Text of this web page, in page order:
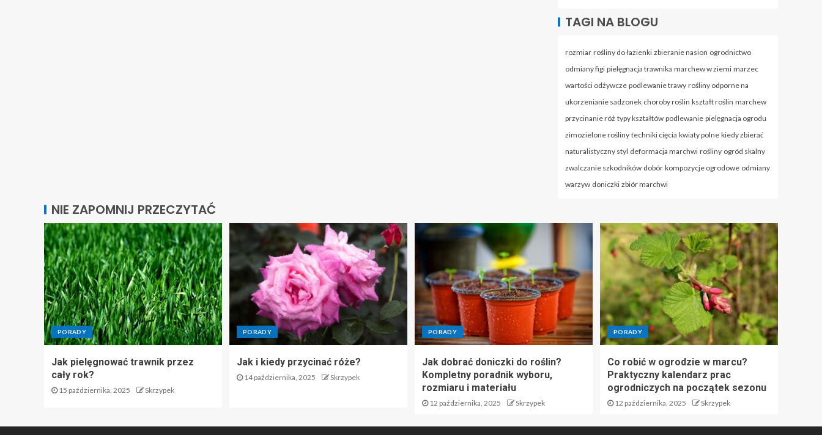
TAGI NA BLOGU
rozmiar rośliny do łazienki zbieranie nasion ogrodnictwo
odmiany figi pielęgnacja trawnika marchew w ziemi marzec
wartości odżywcze podlewanie trawy rośliny odporne na
ukorzenianie sadzonek choroby roślin kształt roślin marchew
przycinanie róż typy kształtów podlewanie pielęgnacja ogrodu
zimozielone rośliny techniki cięcia kwiaty polne kiedy zbierać
naturalistyczny styl deformacja marchwi rośliny ogród skalny
zwalczanie szkodników dobór kompozycje ogrodowe odmiany
warzyw doniczki zbiór marchwi
NIE ZAPOMNIJ PRZECZYTAĆ
PORADY
Jak pielęgnować trawnik przez
cały rok?
15 października, 2025 Skrzypek
PORADY
Jak i kiedy przycinać róże?
14 października, 2025 Skrzypek
PORADY
Jak dobrać doniczki do roślin?
Kompletny poradnik wyboru,
rozmiaru i materiału
12 października, 2025 Skrzypek
PORADY
Co robić w ogrodzie w marcu?
Praktyczny kalendarz prac
ogrodniczych na początek sezonu
12 października, 2025 Skrzypek